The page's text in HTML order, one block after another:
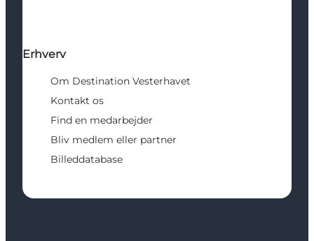
Erhverv
Om Destination Vesterhavet
Kontakt os
Find en medarbejder
Bliv medlem eller partner
Billeddatabase